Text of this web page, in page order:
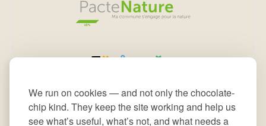
We run on cookies — and not only the chocolate-
chip kind. They keep the site working and help us
see what’s useful, what’s not, and what needs a